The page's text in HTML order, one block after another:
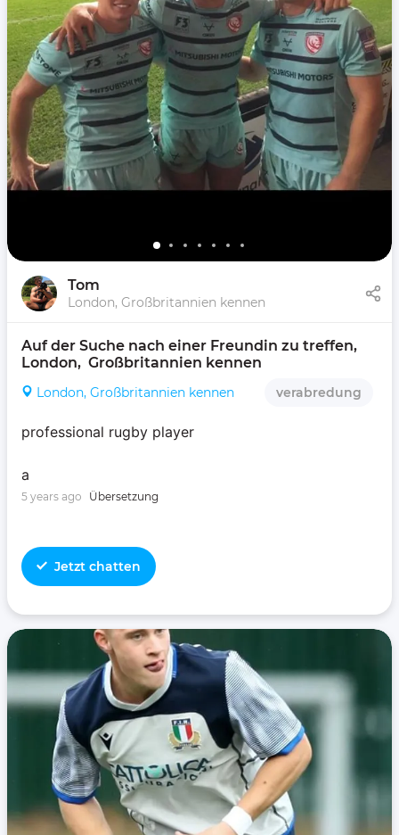
Tom
London, Großbritannien kennen
Auf der Suche nach einer Freundin zu treffen,
London,  Großbritannien kennen
London, Großbritannien kennen verabredung
professional rugby player
a
5 years ago Übersetzung
Jetzt chatten